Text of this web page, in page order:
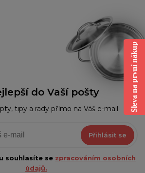
do Vaší pošty
tipy a rady přímo na Váš e-mail
Přihlásit se
souhlasíte se zpracováním osobních
údajů.
Sleva na první nákup